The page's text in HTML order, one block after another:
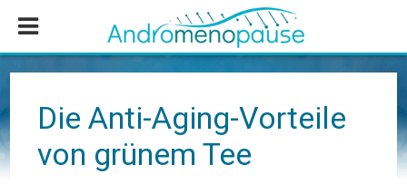
Inhalt
springen
Seitenspalte
springen
Fußzeile
springen
Die Anti-Aging-Vorteile
von grünem Tee